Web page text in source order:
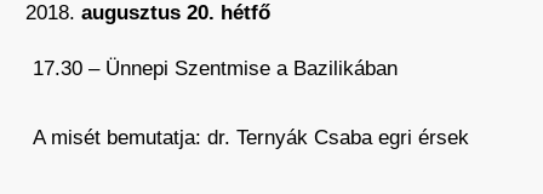
augusztus 20. hétfő
17.30 – Ünnepi Szentmise a Bazilikában
A misét bemutatja: dr. Ternyák Csaba egri érsek